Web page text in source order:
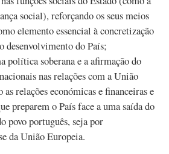
social), reforçando os seus meios
elemento essencial à concretização
desenvolvimento do País;
política soberana e a afirmação do
nas relações com a União
relações económicas e financeiras e
preparem o País face a uma saída do
povo português, seja por
da União Europeia.